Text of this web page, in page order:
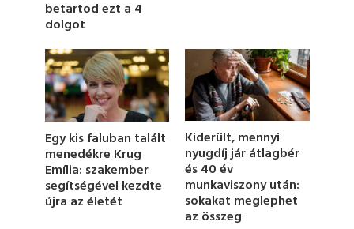
,
1
s
e
c
o
n
d
s
betartod ezt a 4
dolgot
Egy kis faluban talált
menedékre Krug
Emília: szakember
segítségével kezdte
újra az életét
Kiderült, mennyi
nyugdíj jár átlagbér
és 40 év
munkaviszony után:
sokakat meglephet
az összeg